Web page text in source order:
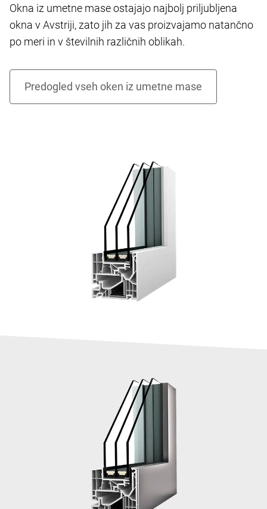
Okna iz umetne mase ostajajo najbolj priljubljena
okna v Avstriji, zato jih za vas proizvajamo natančno
po meri in v številnih različnih oblikah.